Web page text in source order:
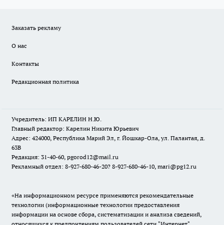
Заказать рекламу
О нас
Контакты
Редакционная политика
Учредитель: ИП КАРЕЛИН Н.Ю.
Главный редактор: Карелин Никита Юрьевич
Адрес: 424000, Республика Марий Эл, г. Йошкар-Ола, ул. Палантая, д.
63В
Редакция: 31-40-60, pgorod12@mail.ru
Рекламный отдел: 8-927-680-46-20? 8-927-680-46-10, mari@pg12.ru
«На информационном ресурсе применяются рекомендательные
технологии (информационные технологии предоставления
информации на основе сбора, систематизации и анализа сведений,